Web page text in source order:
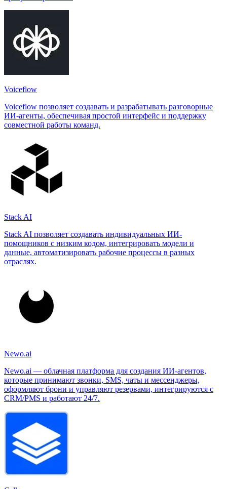
Voiceflow
Voiceflow позволяет создавать и разрабатывать разговорные
ИИ-агенты, обеспечивая простой интерфейс и поддержку
совместной работы команд.
Stack AI
Stack AI позволяет создавать индивидуальных ИИ-
помощников с низким кодом, интегрировать модели и
данные, автоматизировать рабочие процессы в разных
отраслях.
Newo.ai
Newo.ai — облачная платформа для создания ИИ‑агентов,
которые принимают звонки, SMS, чаты и мессенджеры,
оформляют брони и управляют резервами, интегрируются с
CRM/PMS и работают 24/7.